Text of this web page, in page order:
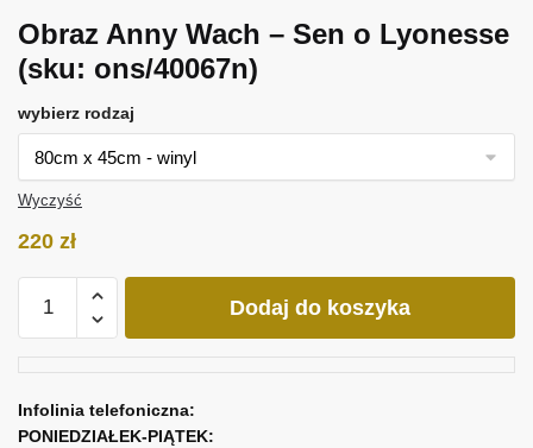
Obraz Anny Wach – Sen o Lyonesse
(sku: ons/40067n)
wybierz rodzaj
Wyczyść
220 zł
Obraz
-
Sen
Dodaj do koszyka
Infolinia telefoniczna:
PONIEDZIAŁEK-PIĄTEK: